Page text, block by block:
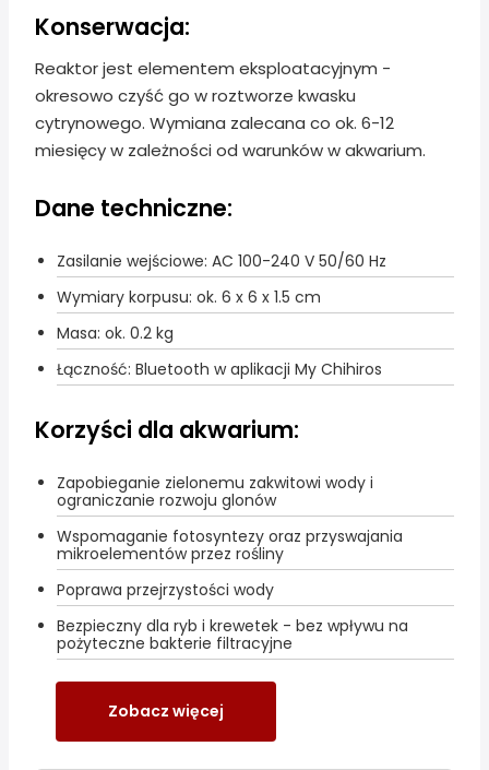
Konserwacja:
Reaktor jest elementem eksploatacyjnym -
okresowo czyść go w roztworze kwasku
cytrynowego. Wymiana zalecana co ok. 6-12
miesięcy w zależności od warunków w akwarium.
Dane techniczne:
Zasilanie wejściowe: AC 100-240 V 50/60 Hz
Wymiary korpusu: ok. 6 x 6 x 1.5 cm
Masa: ok. 0.2 kg
Łączność: Bluetooth w aplikacji My Chihiros
Korzyści dla akwarium:
Zapobieganie zielonemu zakwitowi wody i
ograniczanie rozwoju glonów
Wspomaganie fotosyntezy oraz przyswajania
mikroelementów przez rośliny
Poprawa przejrzystości wody
Bezpieczny dla ryb i krewetek - bez wpływu na
pożyteczne bakterie filtracyjne
Zobacz więcej